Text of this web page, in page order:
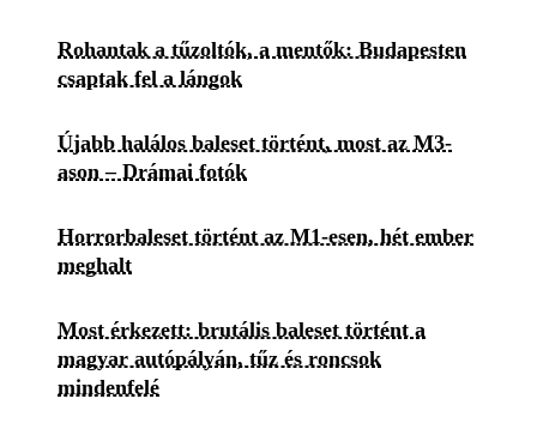
Rohantak a tűzoltók, a mentők: Budapesten
csaptak fel a lángok
Újabb halálos baleset történt, most az M3-
ason – Drámai fotók
Horrorbaleset történt az M1-esen, hét ember
meghalt
Most érkezett: brutális baleset történt a
magyar autópályán, tűz és roncsok
mindenfelé